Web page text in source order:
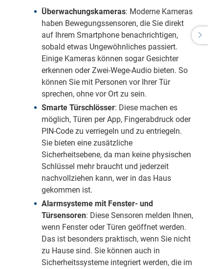
Überwachungskameras: Moderne Kameras
haben Bewegungssensoren, die Sie direkt
auf Ihrem Smartphone benachrichtigen,
sobald etwas Ungewöhnliches passiert.
Einige Kameras können sogar Gesichter
erkennen oder Zwei-Wege-Audio bieten. So
können Sie mit Personen vor Ihrer Tür
sprechen, ohne vor Ort zu sein.
Smarte Türschlösser: Diese machen es
möglich, Türen per App, Fingerabdruck oder
PIN-Code zu verriegeln und zu entriegeln.
Sie bieten eine zusätzliche
Sicherheitsebene, da man keine physischen
Schlüssel mehr braucht und jederzeit
nachvollziehen kann, wer in das Haus
gekommen ist.
Alarmsysteme mit Fenster- und
Türsensoren: Diese Sensoren melden Ihnen,
wenn Fenster oder Türen geöffnet werden.
Das ist besonders praktisch, wenn Sie nicht
zu Hause sind. Sie können auch in
Sicherheitssysteme integriert werden, die im